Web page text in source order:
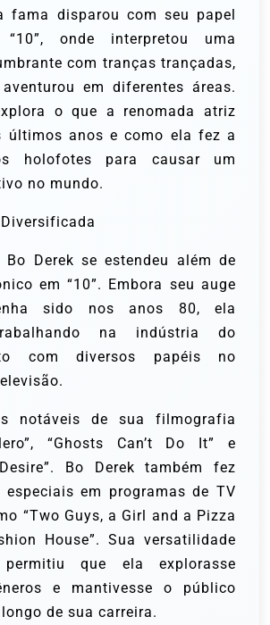
fama disparou com seu papel
onde interpretou uma
com tranças trançadas,
em diferentes áreas.
o que a renomada atriz
últimos anos e como ela fez a
holofotes para causar um
no mundo.
Derek se estendeu além de
em “10”. Embora seu auge
sido nos anos 80, ela
na indústria do
com diversos papéis no
notáveis de sua filmografia
“Ghosts Can’t Do It” e
Bo Derek também fez
especiais em programas de TV
“Two Guys, a Girl and a Pizza
House”. Sua versatilidade
que ela explorasse
e mantivesse o público
de sua carreira.